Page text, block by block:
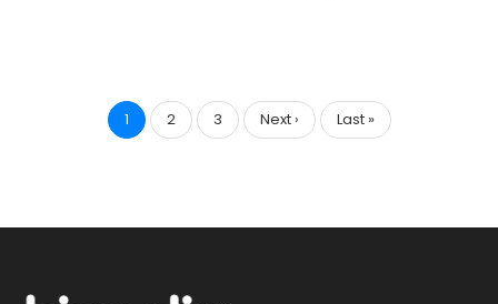
PaginaciónPágina
actual
1 Page
2 Page
3
Siguiente
página
Next ›
Última
página
Last »